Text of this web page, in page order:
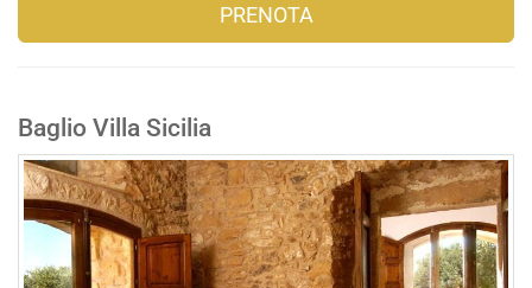
PRENOTA
Baglio Villa Sicilia